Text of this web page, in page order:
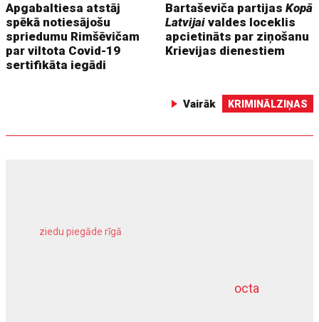
Apgabaltiesa atstāj
spēkā notiesājošu
spriedumu Rimšēvičam
par viltota Covid-19
sertifikāta iegādi
Bartaševiča partijasKopā
Latvijai valdes loceklis
apcietināts par ziņošanu
Krievijas dienestiem
Vairāk KRIMINĀLZIŅAS
octa
ziedu piegāde rīgā
dziļurbums